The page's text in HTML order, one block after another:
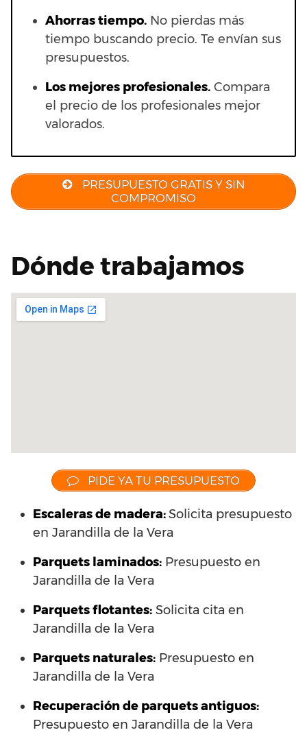
Ahorras tiempo. No pierdas más
tiempo buscando precio. Te envían sus
presupuestos.
Los mejores profesionales. Compara
el precio de los profesionales mejor
valorados.
PRESUPUESTO GRATIS Y SIN
COMPROMISO
Dónde trabajamos
PIDE YA TU PRESUPUESTO
Escaleras de madera:Solicita presupuesto
en Jarandilla de la Vera
Parquets laminados: Presupuesto en
Jarandilla de la Vera
Parquets flotantes: Solicita cita en
Jarandilla de la Vera
Parquets naturales: Presupuesto en
Jarandilla de la Vera
Recuperación de parquets antiguos:
Presupuesto en Jarandilla de la Vera